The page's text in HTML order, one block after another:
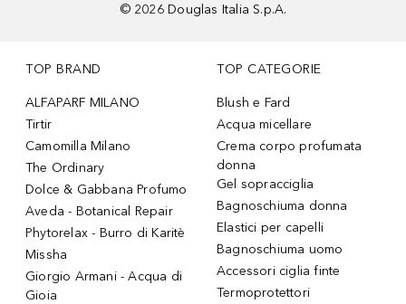
© 2026 Douglas Italia S.p.A.
TOP BRAND
ALFAPARF MILANO
Tirtir
Camomilla Milano
The Ordinary
Dolce & Gabbana Profumo
Aveda - Botanical Repair
Phytorelax - Burro di Karitè
Missha
Giorgio Armani - Acqua di
Gioia
TOP CATEGORIE
Blush e Fard
Acqua micellare
Crema corpo profumata
donna
Gel sopracciglia
Bagnoschiuma donna
Elastici per capelli
Bagnoschiuma uomo
Accessori ciglia finte
Termoprotettori